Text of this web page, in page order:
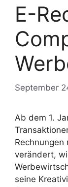
E-
September
Ab dem 1.
Rechnungen
verändert,
seine